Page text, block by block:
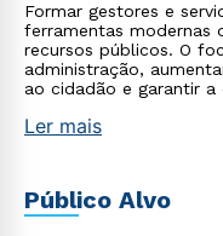
Formar gestores e
ferramentas modernas
recursos públicos. O
administração,
ao cidadão e garantir
Ler mais
Público Alvo